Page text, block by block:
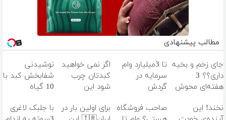
مطالب پیشنهادی
جای زخم و بخیه
داری؟؟ 3
هفته‌ای محوش
تا 3میلیارد وام
سرمایه در
گردش
فروشگاهت رو
اگر نمی خواهید
کبدتان چرب
شود این
طعم را بنوشید
نوشیدنی
شفابخش کبد با
10 گیاه
امشب)
نخند! این
صاحب فروشگاه
برای اولین بار در
با جلبک لاغری